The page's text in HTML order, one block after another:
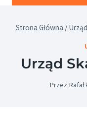
Strona Główna /
Urząd
Przez